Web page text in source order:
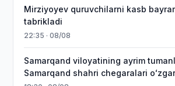
Mirziyoyev quruvchilarni kasb
tabrikladi
22:35 · 08/08
Samarqand viloyatining ayrim
Samarqand shahri chegaralari